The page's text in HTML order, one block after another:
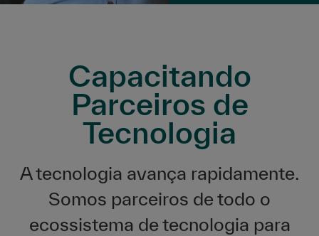
Capacitando
Parceiros de
Tecnologia
A tecnologia avança rapidamente.
Somos parceiros de todo o
ecossistema de tecnologia para